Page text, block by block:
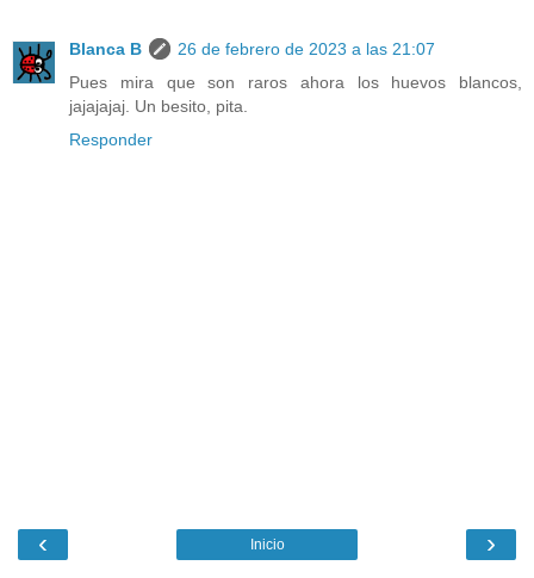
Blanca B
26 de febrero de 2023 a las 21:07
Pues mira que son raros ahora los huevos blancos,
jajajajaj. Un besito, pita.
Responder
‹ ›
Inicio